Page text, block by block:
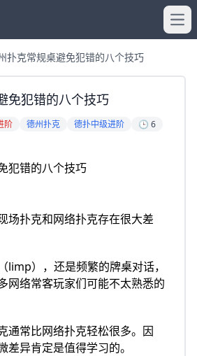
扑克常规桌避免犯错的八个技巧
免犯错的八个技巧
阶 德州扑克 德扑中级进阶
🕒 6
犯错的八个技巧
场扑克和网络扑克存在很大差
limp），还是频繁的牌桌对话，
网络常客玩家们可能不太熟悉的
通常比网络扑克轻松很多。因
差异肯定是值得学习的。